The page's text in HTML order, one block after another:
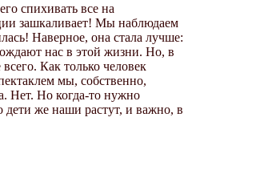
спихивать все на
зашкаливает! Мы наблюдаем
Наверное, она стала лучше:
нас в этой жизни. Но, в
Как только человек
мы, собственно,
Нет. Но когда-то нужно
дети же наши растут, и важно, в